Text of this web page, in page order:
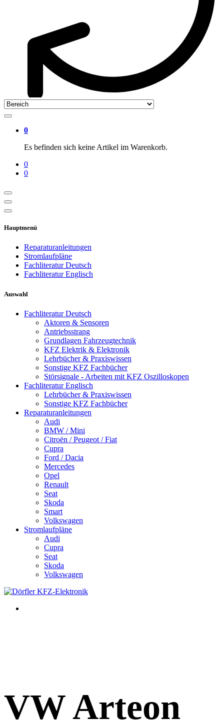
0
Es befinden sich keine Artikel im Warenkorb.
0
0
Hauptmenü
Reparaturanleitungen
Stromlaufpläne
Fachliteratur Deutsch
Fachliteratur Englisch
Auswahl
Fachliteratur Deutsch
Aktoren & Sensoren
Antriebsstrang
Grundlagen Fahrzeugtechnik
KFZ Elektrik & Elektronik
Lehrbücher & Praxiswissen
Sonstige KFZ Fachbücher
Störsignale - Arbeiten mit KFZ Oszilloskopen
Fachliteratur Englisch
Lehrbücher & Praxiswissen
Sonstige KFZ Fachbücher
Reparaturanleitungen
Audi
BMW / Mini
Citroën / Peugeot / Fiat
Cupra
Ford / Dacia
Mercedes
Opel
Renault
Seat
Skoda
Smart
Volkswagen
Stromlaufpläne
Audi
Cupra
Seat
Skoda
Volkswagen
VW Arteon